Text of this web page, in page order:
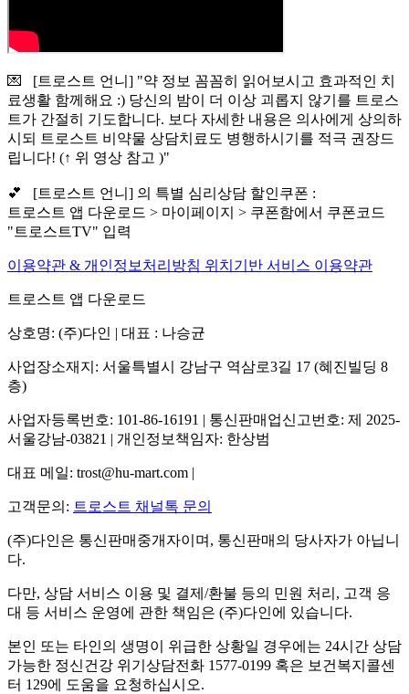
💌 [트로스트 언니] "약 정보 꼼꼼히 읽어보시고 효과적인 치
료생활 함께해요 :) 당신의 밤이 더 이상 괴롭지 않기를 트로스
트가 간절히 기도합니다. 보다 자세한 내용은 의사에게 상의하
시되 트로스트 비약물 상담치료도 병행하시기를 적극 권장드
립니다! (↑ 위 영상 참고 )"
💕 [트로스트 언니] 의 특별 심리상담 할인쿠폰 :
트로스트 앱 다운로드 > 마이페이지 > 쿠폰함에서 쿠폰코드
"트로스트TV" 입력
이용약관 & 개인정보처리방침 위치기반 서비스 이용약관
트로스트 앱 다운로드
상호명: (주)다인 | 대표 : 나승균
사업장소재지: 서울특별시 강남구 역삼로3길 17 (혜진빌딩 8
층)
사업자등록번호: 101-86-16191 | 통신판매업신고번호: 제 2025-
서울강남-03821 | 개인정보책임자: 한상범
대표 메일: trost@hu-mart.com |
고객문의: 트로스트 채널톡 문의
(주)다인은 통신판매중개자이며, 통신판매의 당사자가 아닙니
다.
다만, 상담 서비스 이용 및 결제/환불 등의 민원 처리, 고객 응
대 등 서비스 운영에 관한 책임은 (주)다인에 있습니다.
본인 또는 타인의 생명이 위급한 상황일 경우에는 24시간 상담
가능한 정신건강 위기상담전화 1577-0199 혹은 보건복지콜센
터 129에 도움을 요청하십시오.